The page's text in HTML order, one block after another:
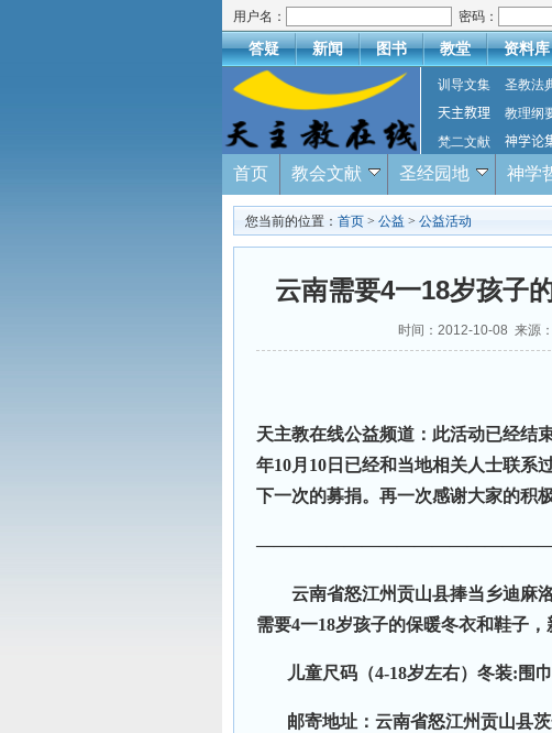
用户名： 密码：
答疑 新闻 图书 教堂 资料库
训导文集 圣教法
天主教理
教理纲
梵二文献
神学论
首页 教会文献 圣经园地 神学
您当前的位置： 首页 > 公益 > 公益活动
云南需要4一18岁孩子
时间：2012-10-08 来源：
天主教在线公益频道：此活动已经结
年10月10日已经和当地相关人士联系
下一次的募捐。再一次感谢大家的积
云南省怒江州贡山县捧当乡迪麻洛
需要4一18岁孩子的保暖冬衣和鞋子，
儿童尺码（4-18岁左右）冬装:围巾,
邮寄地址：云南省怒江州贡山县茨